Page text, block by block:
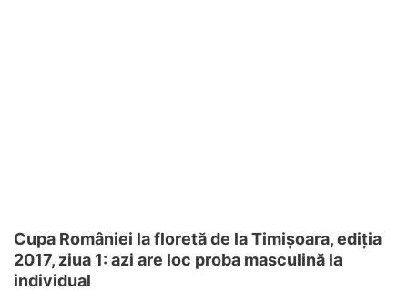
Cupa României la floretă de la Timișoara, ediția
2017, ziua 1: azi are loc proba masculină la
individual